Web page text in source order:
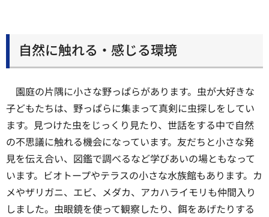
自然に触れる・感じる環境
園庭の片隅に小さな野っぱらがあります。虫が大好きな
子どもたちは、野っぱらに集まって真剣に虫探しをしてい
ます。見つけた虫をじっくり見たり、世話をする中で自然
の不思議に触れる機会になっています。友だちと小さな発
見を伝え合い、図鑑で調べるなど学びあいの場ともなって
います。ビオトープやテラスの小さな水族館もあります。カ
メやザリガニ、エビ、メダカ、アカハライモリも仲間入り
しました。虫眼鏡を使って観察したり、餌をあげたりする